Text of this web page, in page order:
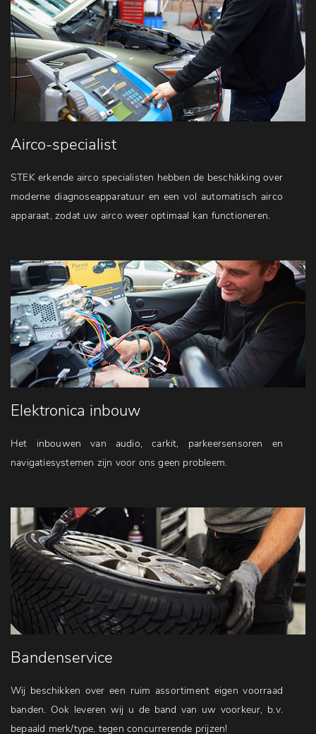
Airco-specialist
STEK erkende airco specialisten hebben de beschikking over
moderne diagnoseapparatuur en een vol automatisch airco
apparaat, zodat uw airco weer optimaal kan functioneren.
Elektronica inbouw
Het inbouwen van audio, carkit, parkeersensoren en
navigatiesystemen zijn voor ons geen probleem.
Bandenservice
Wij beschikken over een ruim assortiment eigen voorraad
banden. Ook leveren wij u de band van uw voorkeur, b.v.
bepaald merk/type, tegen concurrerende prijzen!